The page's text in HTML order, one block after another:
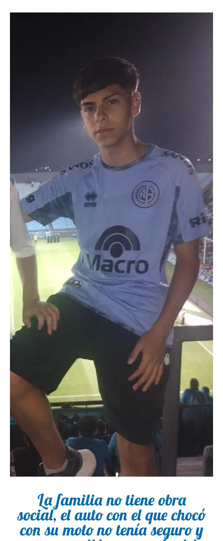
La familia no tiene obra
social, el auto con el que chocó
con su moto no tenía seguro y